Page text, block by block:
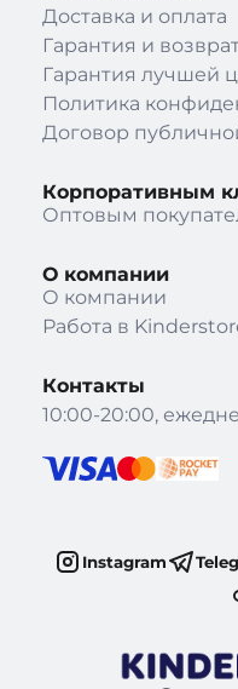
Доставка и оплата
Гарантия и
Гарантия лучшей
Политика
Договор
Корпоративным
Оптовым
О компании
О компании
Работа в
Контакты
10:00-20:00,
Instagram